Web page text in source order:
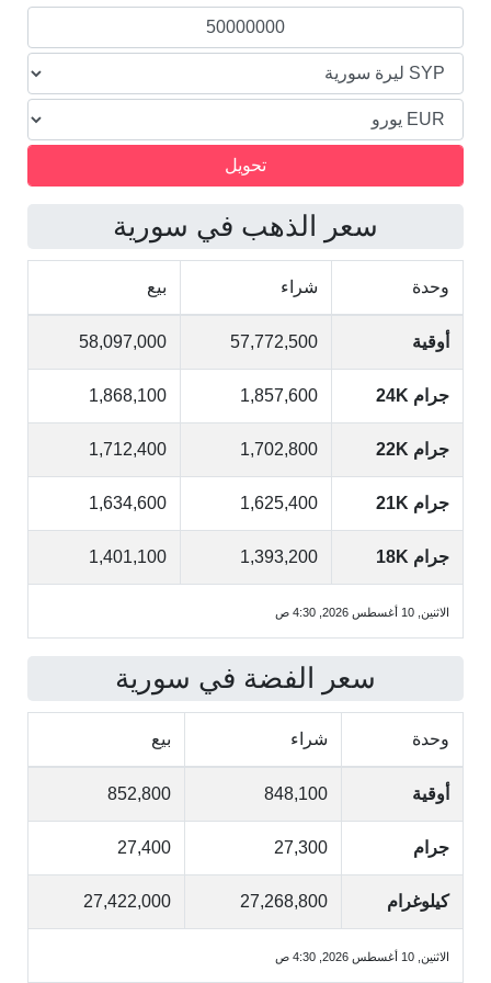
سعر الذهب في سورية
وحدة شراء بيع
أوقية 57,772,500
58,097,000
جرام 24K 1,857,600
1,868,100
جرام 22K 1,702,800
1,712,400
جرام 21K 1,625,400
1,634,600
جرام 18K 1,393,200
1,401,100
الاثنين, 10 أغسطس 2026, 4:30 ص
سعر الفضة في سورية
وحدة شراء بيع
أوقية 848,100
852,800
جرام 27,300
27,400
كيلوغرام 27,268,800
27,422,000
الاثنين, 10 أغسطس 2026, 4:30 ص